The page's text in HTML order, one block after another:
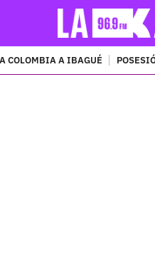
COLOMBIA A IBAGUÉ